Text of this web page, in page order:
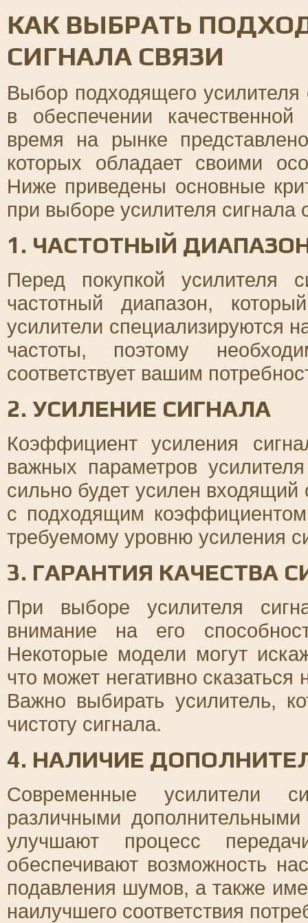
КАК ВЫБРАТЬ
СИГНАЛА СВЯЗИ
Выбор подходящего усилителя
в обеспечении
время на рынке
которых обладает своими
Ниже приведены основные
при выборе усилителя сигнала
1. ЧАСТОТНЫЙ
Перед покупкой усилителя
частотный диапазон,
усилители специализируются
частоты, поэтому
соответствует вашим
2. УСИЛЕНИЕ СИГНАЛА
Коэффициент усиления
важных параметров
сильно будет усилен
с подходящим коэффициентом
требуемому уровню усиления
3. ГАРАНТИЯ КАЧЕСТВА
При выборе усилителя
внимание на его
Некоторые модели могут
что может негативно
Важно выбирать усилитель,
чистоту сигнала.
4. НАЛИЧИЕ
Современные усилители
различными
улучшают процесс
обеспечивают возможность
подавления шумов, а также
наилучшего соответствия